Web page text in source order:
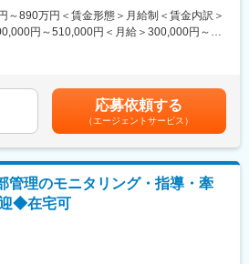
う思いを大切にした運営を行っており顧客
り、持続的な運営から既契約6000件の保有
種から入社された方が多数在籍しておりま
Ｅラーニングなど研修プログラムが充実し
得を目指せる環境となります。
める業務
への案内や提案
タ連携 等
ンクです。
顧客接点の重点分野に携われます。
践的にスキルアップできます。
：
システムを採用しています。行内研修とし
資格認定研修などを実施するとともに、行
遣しています。また、自己啓発支援施策と
を目指す行員に対し、専門学校等へのスク
～890万円＜賃金形態＞月給制＜賃金内訳＞
円～510,000円＜月給＞300,000円～
であり、選考を通じて上下する可能性があ
固定手当を含めた表記です。
応募依頼する
（エージェントサービス）
管理のモニタリング・指導・牽
歓迎◆在宅可